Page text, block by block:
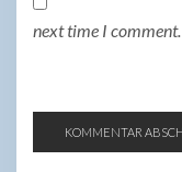
next time I comment.